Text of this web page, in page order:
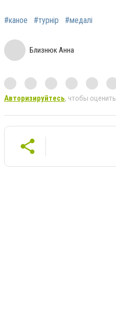
#каное #турнір #медалі
Близнюк Анна
Авторизируйтесь, чтобы оценить